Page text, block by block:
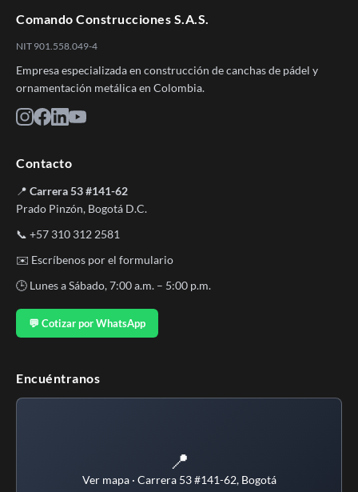
Comando Construcciones S.A.S.
NIT 901.558.049-4
Empresa especializada en construcción de canchas de pádel y
ornamentación metálica en Colombia.
Contacto
📍 Carrera 53 #141-62
Prado Pinzón, Bogotá D.C.
📞 +57 310 312 2581
✉️ Escríbenos por el formulario
🕒 Lunes a Sábado, 7:00 a.m. – 5:00 p.m.
💬 Cotizar por WhatsApp
Encuéntranos
📍
Ver mapa · Carrera 53 #141-62, Bogotá